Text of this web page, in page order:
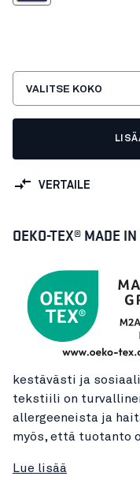
VALITSE KOKO
VERTAILE
OEKO-TEX® MADE
kestävästi ja
tekstiili on
allergeeneista ja
myös, että tuotanto
Lue lisää